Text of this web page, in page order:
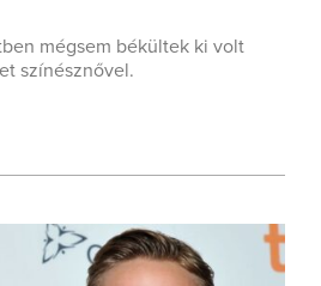
mégsem békültek ki volt
színésznővel.